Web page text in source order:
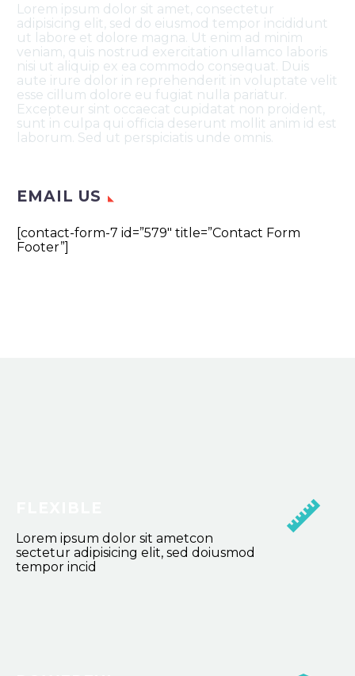
Lorem ipsum dolor sit amet, consectetur
adipisicing elit, sed do eiusmod tempor incididunt
ut labore et dolore magna. Ut enim ad minim
veniam, quis nostrud exercitation ullamco laboris
nisi ut aliquip ex ea commodo consequat. Duis
aute irure dolor in reprehenderit in voluptate velit
esse cillum dolore eu fugiat nulla pariatur.
Excepteur sint occaecat cupidatat non proident,
sunt in culpa qui officia deserunt mollit anim id est
laborum. Sed ut perspiciatis unde omnis.
EMAIL US
[contact-form-7 id=”579″ title=”Contact Form
Footer”]
Lorem ipsum dolor sit ametcon
sectetur adipisicing elit, sed doiusmod
tempor incid